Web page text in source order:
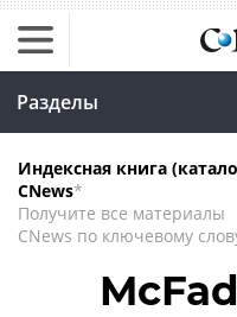
Разделы
Индексная книга
CNews*
Получите все материалы
CNews по ключевому